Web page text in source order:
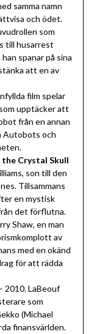
samma namn
och ödet.
som
till husarrest
spanar på sina
att en av
film spelar
upptäcker att
från en annan
Autobots och
the Crystal Skull
son till den
Tillsammans
en mystisk
det förflutna.
Shaw, en man
av
med en okänd
för att rädda
2010. LaBeouf
som
(Michael
finansvärlden.